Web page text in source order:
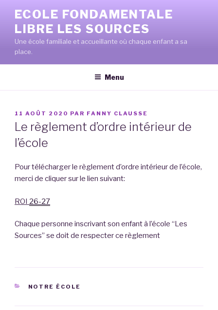
principal
ECOLE FONDAMENTALE
LIBRE LES SOURCES
Une école familiale et accueillante où chaque enfant a sa
place.
Menu
PUBLIÉ
LE
11 AOÛT 2020 PAR FANNY CLAUSSE
Le règlement d’ordre intérieur de
l’école
Pour télécharger le règlement d’ordre intérieur de l’école,
merci de cliquer sur le lien suivant:
ROI 26-27
Chaque personne inscrivant son enfant à l’école “Les
Sources” se doit de respecter ce règlement
CATÉGORIES
NOTRE ÉCOLE